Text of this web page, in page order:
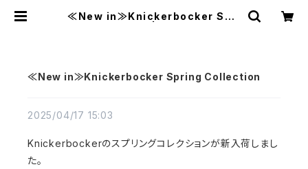
≪New in≫Knickerbocker Spri
≪New in≫Knickerbocker Spring Collection
2025/04/17 15:03
Knickerbockerのスプリングコレクションが新入荷しまし
た。